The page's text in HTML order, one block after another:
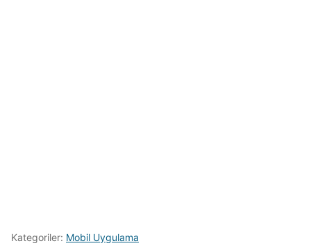
Kategoriler: Mobil Uygulama